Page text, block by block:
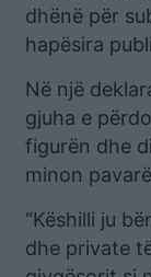
dhënë për
hapësira
Në një
gjuha e
figurën dhe
minon
“Këshilli ju
dhe private